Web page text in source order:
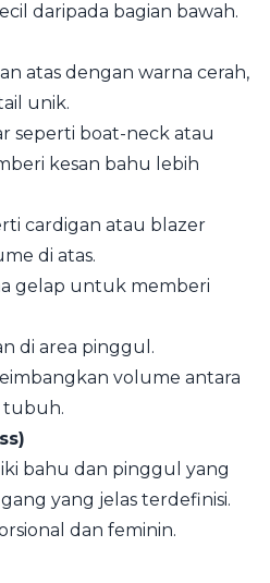
daripada bagian bawah.
atas dengan warna cerah,
unik.
seperti boat-neck atau
kesan bahu lebih
cardigan atau blazer
di atas.
gelap untuk memberi
di area pinggul.
volume antara
tubuh.
bahu dan pinggul yang
yang jelas terdefinisi.
dan feminin.